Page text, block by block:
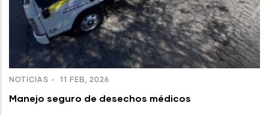
NOTICIAS - 11 FEB, 2026
Manejo seguro de desechos médicos